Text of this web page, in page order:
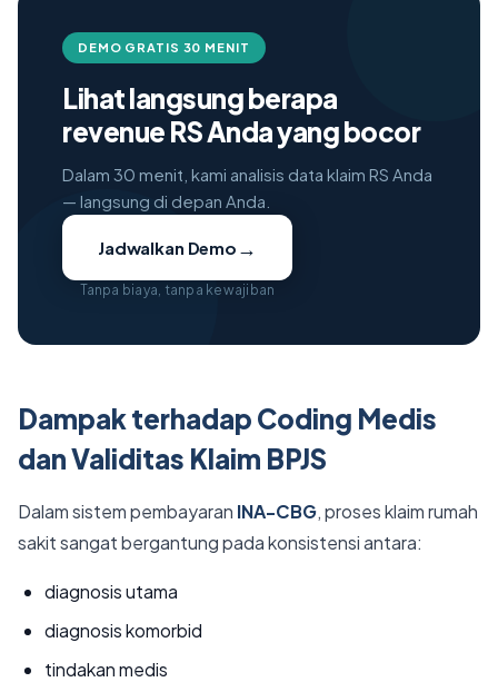
DEMO GRATIS 30 MENIT
Lihat langsung berapa
revenue RS Anda yang bocor
Dalam 30 menit, kami analisis data klaim RS Anda
— langsung di depan Anda.
Jadwalkan Demo →
Tanpa biaya, tanpa kewajiban
Dampak terhadap Coding Medis
dan Validitas Klaim BPJS
Dalam sistem pembayaran INA-CBG, proses klaim rumah
sakit sangat bergantung pada konsistensi antara:
diagnosis utama
diagnosis komorbid
tindakan medis